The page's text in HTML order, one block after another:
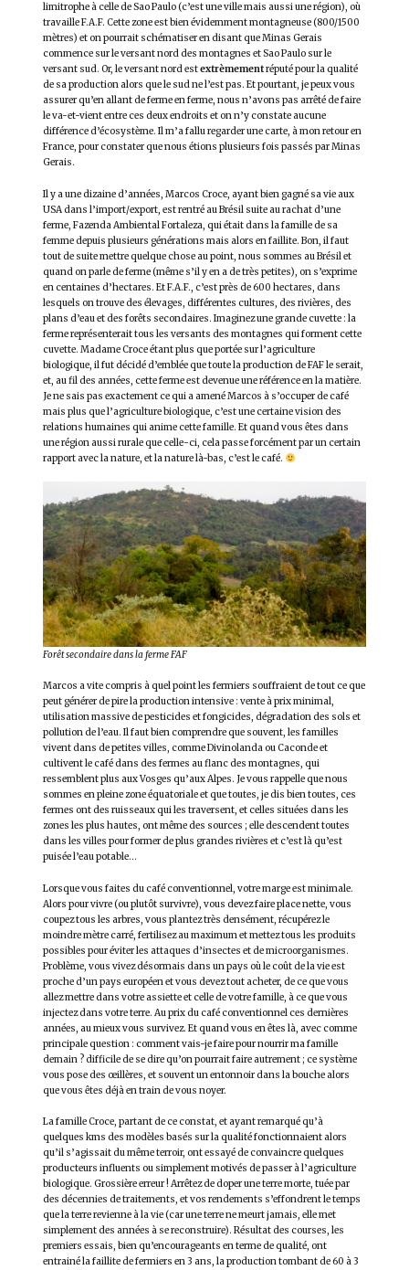
limitrophe à celle de Sao Paulo (c’est une ville mais aussi une région), où
travaille F.A.F. Cette zone est bien évidemment montagneuse (800/1500
mètres) et on pourrait schématiser en disant que Minas Gerais
commence sur le versant nord des montagnes et Sao Paulo sur le
versant sud. Or, le versant nord estextrèmementréputé pour la qualité
de sa production alors que le sud ne l’est pas. Et pourtant, je peux vous
assurer qu’en allant de ferme en ferme, nous n’avons pas arrêté de faire
le va-et-vient entre ces deux endroits et on n’y constate aucune
différence d’écosystème. Il m’a fallu regarder une carte, à mon retour en
France, pour constater que nous étions plusieurs fois passés par Minas
Gerais.
Il y a une dizaine d’années, Marcos Croce, ayant bien gagné sa vie aux
USA dans l’import/export, est rentré au Brésil suite au rachat d’une
ferme, Fazenda Ambiental Fortaleza, qui était dans la famille de sa
femme depuis plusieurs générations mais alors en faillite. Bon, il faut
tout de suite mettre quelque chose au point, nous sommes au Brésil et
quand on parle de ferme (même s’il y en a de très petites), on s’exprime
en centaines d’hectares. Et F.A.F., c’est près de 600 hectares, dans
lesquels on trouve des élevages, différentes cultures, des rivières, des
plans d’eau et des forêts secondaires. Imaginez une grande cuvette : la
ferme représenterait tous les versants des montagnes qui forment cette
cuvette. Madame Croce étant plus que portée sur l’agriculture
biologique, il fut décidé d’emblée que toute la production de FAF le serait,
et, au fil des années, cette ferme est devenue une référence en la matière.
Je ne sais pas exactement ce qui a amené Marcos à s’occuper de café
mais plus que l’agriculture biologique, c’est une certaine vision des
relations humaines qui anime cette famille. Et quand vous êtes dans
une région aussi rurale que celle-ci, cela passe forcément par un certain
rapport avec la nature, et la nature là-bas, c’est le café.
Forêt secondaire dans la ferme FAF
Marcos a vite compris à quel point les fermiers souffraient de tout ce que
peut générer de pire la production intensive : vente à prix minimal,
utilisation massive de pesticides et fongicides, dégradation des sols et
pollution de l’eau. Il faut bien comprendre que souvent, les familles
vivent dans de petites villes, comme Divinolanda ou Caconde et
cultivent le café dans des fermes au flanc des montagnes, qui
ressemblent plus aux Vosges qu’aux Alpes. Je vous rappelle que nous
sommes en pleine zone équatoriale et que toutes, je dis bien toutes, ces
fermes ont des ruisseaux qui les traversent, et celles situées dans les
zones les plus hautes, ont même des sources ; elle descendent toutes
dans les villes pour former de plus grandes rivières et c’est là qu’est
puisée l’eau potable…
Lorsque vous faites du café conventionnel, votre marge est minimale.
Alors pour vivre (ou plutôt survivre), vous devez faire place nette, vous
coupez tous les arbres, vous plantez très densément, récupérez le
moindre mètre carré, fertilisez au maximum et mettez tous les produits
possibles pour éviter les attaques d’insectes et de microorganismes.
Problème, vous vivez désormais dans un pays où le coût de la vie est
proche d’un pays européen et vous devez tout acheter, de ce que vous
allez mettre dans votre assiette et celle de votre famille, à ce que vous
injectez dans votre terre. Au prix du café conventionnel ces dernières
années, au mieux vous survivez. Et quand vous en êtes là, avec comme
principale question : comment vais-je faire pour nourrir ma famille
demain ? difficile de se dire qu’on pourrait faire autrement ; ce système
vous pose des œillères, et souvent un entonnoir dans la bouche alors
que vous êtes déjà en train de vous noyer.
La famille Croce, partant de ce constat, et ayant remarqué qu’à
quelques kms des modèles basés sur la qualité fonctionnaient alors
qu’il s’agissait du même terroir, ont essayé de convaincre quelques
producteurs influents ou simplement motivés de passer à l’agriculture
biologique. Grossière erreur ! Arrêtez de doper une terre morte, tuée par
des décennies de traitements, et vos rendements s’effondrent le temps
que la terre revienne à la vie (car une terre ne meurt jamais, elle met
simplement des années à se reconstruire). Résultat des courses, les
premiers essais, bien qu’encourageants en terme de qualité, ont
entrainé la faillite de fermiers en 3 ans, la production tombant de 60 à 3